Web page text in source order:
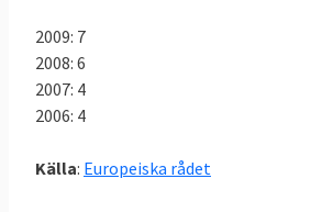
2009: 7
2008: 6
2007: 4
2006: 4
Källa: Europeiska rådet